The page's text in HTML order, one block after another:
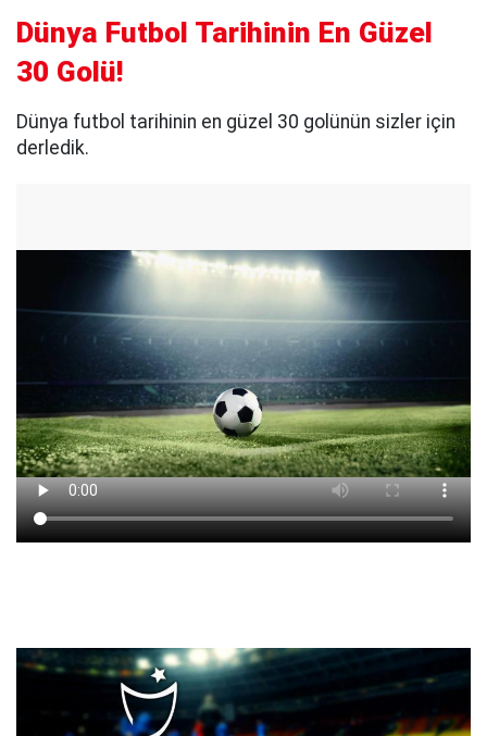
Dünya Futbol Tarihinin En Güzel
30 Golü!
Dünya futbol tarihinin en güzel 30 golünün sizler için
derledik.